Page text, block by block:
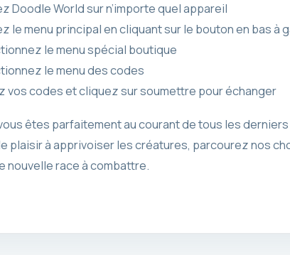
Doodle World sur n’importe quel appareil
le menu principal en cliquant sur le bouton en bas à
le menu spécial boutique
le menu des codes
vos codes et cliquez sur soumettre pour échanger
êtes parfaitement au courant de tous les
plaisir à apprivoiser les créatures, parcourez nos
nouvelle race à combattre.